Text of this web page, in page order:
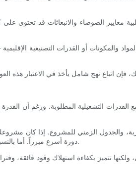
معايير الضوضاء والانبعاثات قد
والمكونات أو القدرات التصنيعية
مع القدرات التشغيلية المطلوبة. ورغم أن
والجدول الزمني للمشروع. إذا كان
دورة أسرع مبرراً. أما بالنسبة للمهام الأصغر أو الأقل تطلباً، فقد توفر الآلات ذات المواصفات المتوسطة كفاءة أفضل من حيث التكلفة.
ولكنها تتميز بكفاءة استهلاك وقود